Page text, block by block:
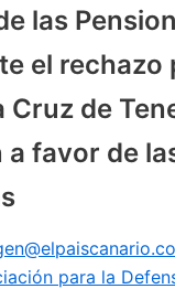
las
el rechazo
Cruz de
favor de
para la